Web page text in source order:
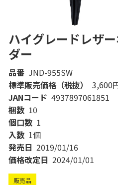
ハイグレードレザ
ダー
品番 JND-955SW
標準販売価格（税抜）
3,600
JANコード 4937897061851
梱数 10
個口数 1
入数 1個
発売日 2019/01/16
価格改定日 2024/01/01
販売品